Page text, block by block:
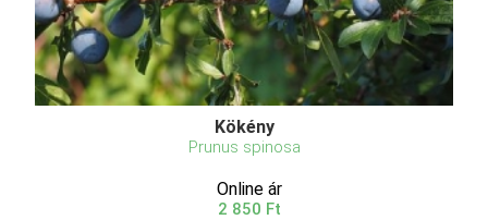
Kökény
Prunus spinosa
Online ár
2 850 Ft